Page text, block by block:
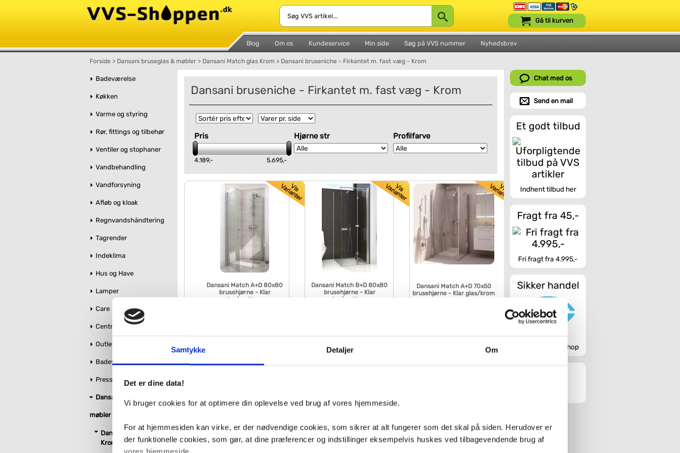
Samtykke Detaljer Om
Det er dine data!
Vi bruger cookies for at optimere din oplevelse ved brug af vores hjemmeside.
For at hjemmesiden kan virke, er der nødvendige cookies, som sikrer at alt fungerer som det skal på siden. Herudover er
der funktionelle cookies, som gør, at dine præferencer og indstillinger eksempelvis huskes ved tilbagevendende brug af
Blog Om os Kundeservice Min side Søg på VVS nummer Nyhedsbrev
Gå til kurven
Forside > Dansani bruseglas & møbler > Dansani Match glas Krom > Dansani bruseniche - Firkantet m. fast væg - Krom
Badeværelse
Køkken
Varme og styring
Rør, fittings og tilbehør
Ventiler og stophaner
Vandbehandling
Vandforsyning
Afløb og kloak
Regnvandshåndtering
Tagrender
Indeklima
Hus og Have
Lamper
Care
Centralstøvsuger
Outlet
Badeværelse makeover
Pressalit toiletsæder
Dansani bruseglas &
møbler
Dansani Match glas
Krom
Dansani bruseniche - Firkantet m. fast væg - Krom
Pris
4.189,- 5.695,-
Hjørne str Profilfarve
Dansani Match A+D 80x80
brusehjørne - Klar
glas/matkrom
Dansani Match B+D 80x80
brusehjørne - Klar
glas/matkrom
4.595,-
Dansani Match A+D 70x50
brusehjørne - Klar glas/krom
Køb
Chat med os
Send en mail
Et godt tilbud
Indhent tilbud her
Fragt fra 45,-
Fri fragt fra 4.995,-
Sikker handel
Godkendt webshop